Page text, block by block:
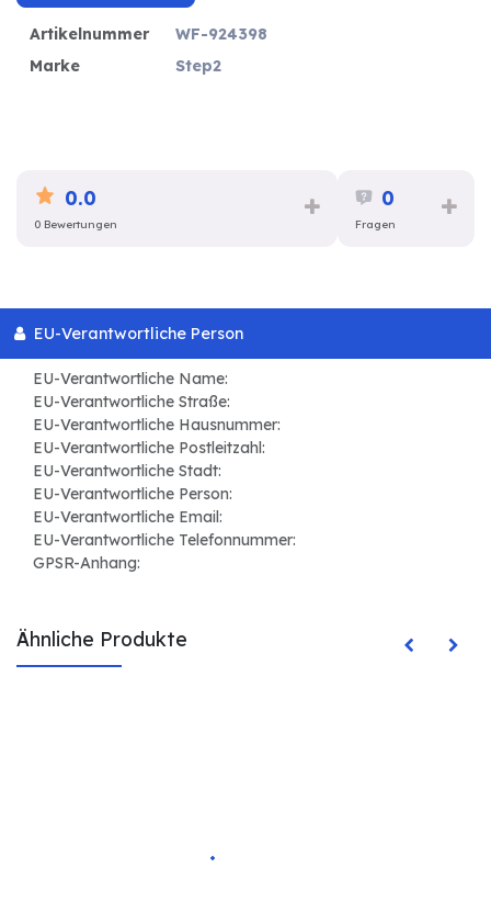
Artikelnummer
WF-924398
Marke
Step2
0.0
0 Bewertungen
0
Fragen
EU-Verantwortliche Person
EU-Verantwortliche Name:
EU-Verantwortliche Straße:
EU-Verantwortliche Hausnummer:
EU-Verantwortliche Postleitzahl:
EU-Verantwortliche Stadt:
EU-Verantwortliche Person:
EU-Verantwortliche Email:
EU-Verantwortliche Telefonnummer:
GPSR-Anhang:
Ähnliche Produkte